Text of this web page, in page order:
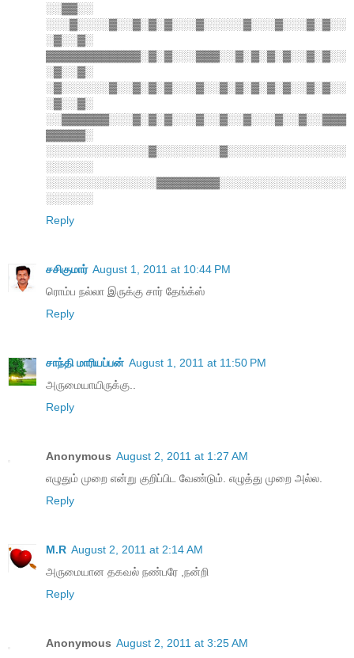
░░▓▓░░
░░░▓░░░░▓░░▓░▓░▓░░░▓░░░░░▓░░░▓░░░▓░▓░░
░▓░░▓░
▓▓▓▓▓▓▓▓▓▓▓▓░▓░▓░░░▓▓▓░░▓░▓░▓░▓░░▓░▓░░
░▓░░▓░
░▓░░░░░░▓░░▓░▓░▓░░░▓░░▓░▓░▓░▓░▓░░▓░▓░░
░▓░░▓░
░░▓▓▓▓▓▓░░░▓░▓░▓░░░▓░░▓░░▓░░░▓░░▓░░▓▓▓
▓▓▓▓▓░
░░░░░░░░░░░░░▓░░░░░░░░▓░░░░░░░░░░░░░░░
░░░░░░
░░░░░░░░░░░░░░▓▓▓▓▓▓▓▓░░░░░░░░░░░░░░░░
░░░░░░
Reply
சசிகுமார் August 1, 2011 at 10:44 PM
ரொம்ப நல்லா இருக்கு சார் தேங்க்ஸ்
Reply
சாந்தி மாரியப்பன் August 1, 2011 at 11:50 PM
அருமையாயிருக்கு..
Reply
Anonymous August 2, 2011 at 1:27 AM
எழுதும் முறை என்று குறிப்பிட வேண்டும். எழுத்து முறை அல்ல.
Reply
M.R August 2, 2011 at 2:14 AM
அருமையான தகவல் நண்பரே ,நன்றி
Reply
Anonymous August 2, 2011 at 3:25 AM